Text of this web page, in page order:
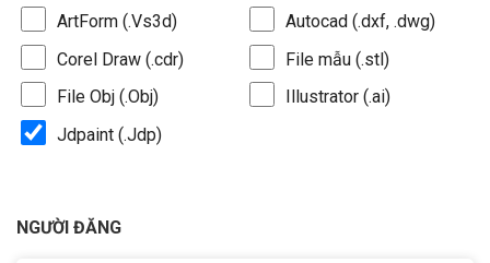
ArtForm (.Vs3d)
Autocad (.dxf, .dwg)
Corel Draw (.cdr)
File mẫu (.stl)
File Obj (.Obj)
Illustrator (.ai)
Jdpaint (.Jdp)
NGƯỜI ĐĂNG